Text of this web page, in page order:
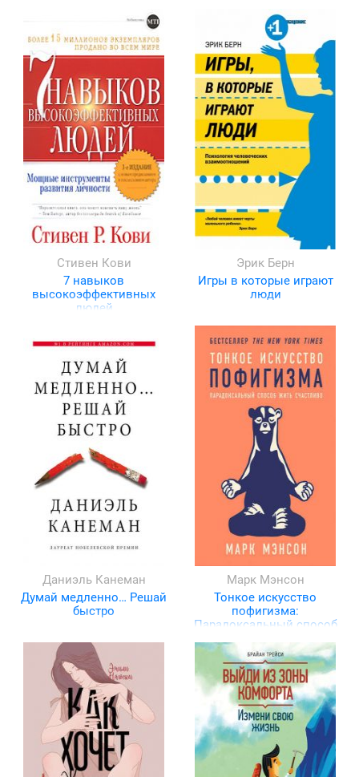
Стивен Кови
7 навыков
высокоэффективных
людей
Эрик Берн
Игры в которые играют
люди
Даниэль Канеман
Думай медленно… Решай
быстро
Марк Мэнсон
Тонкое искусство
пофигизма:
Парадоксальный способ